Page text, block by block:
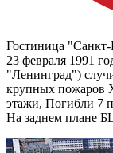
Гостиница
23 февраля 1991
"Ленинград")
крупных пожаров
этажи, Погибли 7
На заднем плане